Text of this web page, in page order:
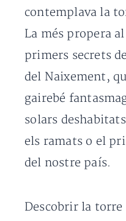
contemplava la
La més propera
primers secrets
del Naixement,
gairebé
solars
els ramats o el
del nostre país.
Descobrir la torre